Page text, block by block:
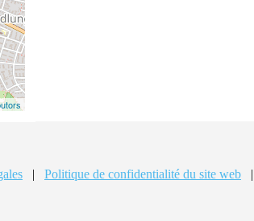
| Politique de confidentialité du site web |